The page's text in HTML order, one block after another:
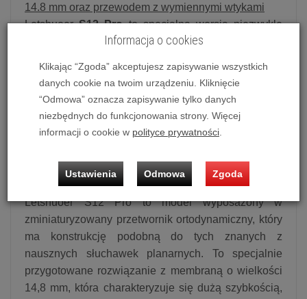
14.8 mm oraz przewodem z wymiennymi wtykami
LetshuoerS12 Proto specjalna wersja niezwykle
popularnych słuchawek dokanałowych z
przygotowana z okazji 6 lat działalności marki
Letshuoer na rynku. Model ten na tle standardowego
wariantu wyróżnia się obudową w kolorze
niebieskim (Space Blue) i wysokiej jakości
i 4.4 mm w zestawie).
Przetwornik planarny 14.8 mm
Letshuoer S12 Pro to model wyposażony w
zminiaturyzowany przetwornik ortodynamiczny, który
ma konstrukcję podobną do tych znanych z
nausznych słuchawek planarnych. To specjalnie
przygotowane rozwiązanie z membraną o wielkości
14,8 mm, która charakteryzuje się dużą szybkością,
Informacja o cookies
Klikając “Zgoda” akceptujesz zapisywanie wszystkich
danych cookie na twoim urządzeniu. Kliknięcie
“Odmowa” oznacza zapisywanie tylko danych
niezbędnych do funkcjonowania strony. Więcej
informacji o cookie w polityce prywatności
Ustawienia Odmowa Zgoda